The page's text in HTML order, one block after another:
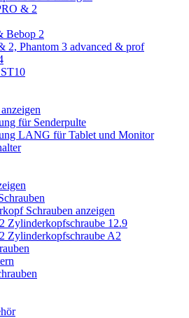
& 2
Bebop 2
2, Phantom 3 advanced & prof
für Senderpulte
LANG für Tablet und Monitor
Schrauben anzeigen
Zylinderkopfschraube 12.9
Zylinderkopfschraube A2